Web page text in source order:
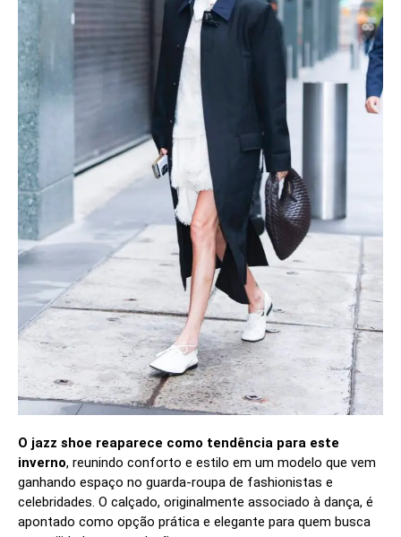
O jazz shoe reaparece como tendência para este
inverno, reunindo conforto e estilo em um modelo que vem
ganhando espaço no guarda-roupa de fashionistas e
celebridades. O calçado, originalmente associado à dança, é
apontado como opção prática e elegante para quem busca